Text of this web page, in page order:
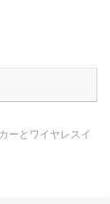
ーとワイヤレスイ